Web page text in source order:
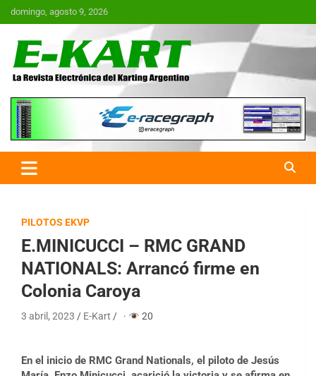
Saltar
al
domingo, agosto 9, 2026
E-Kart.com.ar | La Revista
Electrónica del Karting en
Argentina
PILOTOS EKVP
E.MINICUCCI – RMC GRAND
NATIONALS: Arrancó firme en
Colonia Caroya
3 abril, 2023 E-Kart · 20
En el inicio de RMC Grand Nationals, el piloto de Jesús